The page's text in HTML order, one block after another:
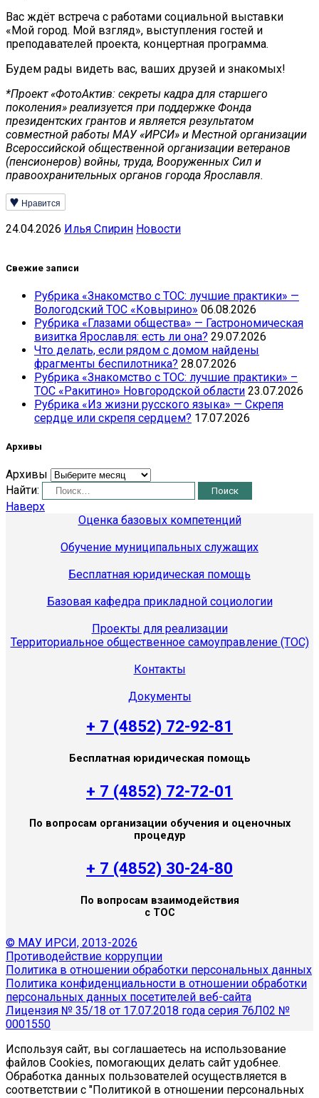
Вас ждёт встреча с работами социальной выставки
«Мой город. Мой взгляд», выступления гостей и
преподавателей проекта, концертная программа.
Будем рады видеть вас, ваших друзей и знакомых!⁣
*Проект «ФотоАктив: секреты кадра для старшего
поколения» реализуется при поддержке Фонда
президентских грантов и является результатом
совместной работы МАУ «ИРСИ» и Местной организации
Всероссийской общественной организации ветеранов
(пенсионеров) войны, труда, Вооруженных Сил и
правоохранительных органов города Ярославля.
Нравится
24.04.2026 Илья Спирин Новости
Свежие записи
Рубрика «Знакомство с ТОС: лучшие практики» —
Вологодский ТОС «Ковырино» 06.08.2026
Рубрика «Глазами общества» — Гастрономическая
визитка Ярославля: есть ли она? 29.07.2026
Что делать, если рядом с домом найдены
фрагменты беспилотника? 28.07.2026
Рубрика «Знакомство с ТОС: лучшие практики» –
ТОС «Ракитино» Новгородской области 23.07.2026
Рубрика «Из жизни русского языка» — Скрепя
сердце или скрепя сердцем? 17.07.2026
Архивы
Архивы
Найти:
Наверх
Оценка базовых компетенций
Обучение муниципальных служащих
Бесплатная юридическая помощь
Базовая кафедра прикладной социологии
Проекты для реализации
Территориальное общественное самоуправление (ТОС)
Контакты
Документы
+ 7 (4852) 72-92-81
Бесплатная юридическая помощь
+ 7 (4852) 72-72-01
По вопросам организации обучения и оценочных
процедур
+ 7 (4852) 30-24-80
По вопросам взаимодействия
с ТОС
© МАУ ИРСИ, 2013-2026
Противодействие коррупции
Политика в отношении обработки персональных данных
Политика конфиденциальности в отношении обработки
персональных данных посетителей веб-сайта
Лицензия № 35/18 от 17.07.2018 года серия 76Л02 №
0001550
Используя сайт, вы соглашаетесь на использование
файлов Cookies, помогающих делать сайт удобнее.
Обработка данных пользователей осуществляется в
соответствии с "Политикой в отношении персональных